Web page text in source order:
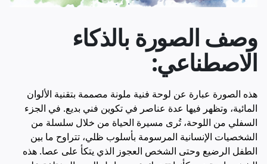
وصف الصورة بالذكاء
الاصطناعي:
هذه الصورة عبارة عن لوحة فنية ملونة مصممة بتقنية الألوان
المائية، وتظهر فيها عدة عناصر في تكوين فني بديع. في الجزء
السفلي من اللوحة، تُرى مسيرة الحياة من خلال سلسلة من
الشخصيات الإنسانية المرسومة بأسلوب ظلي، تتراوح ما بين
الطفل الرضيع وحتى الشخص العجوز الذي يتكأ على عصا. هذه